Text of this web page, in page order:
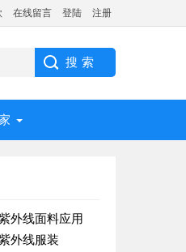
在线留言 登陆 注册
外线面料应用
外线服装